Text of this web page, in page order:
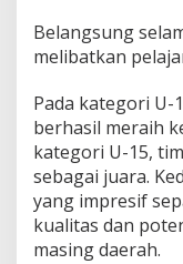
Belangsung
melibatkan
Pada kategori U-
berhasil meraih
kategori U-15,
sebagai juara.
yang impresif
kualitas dan
masing daerah.